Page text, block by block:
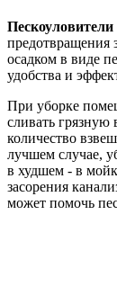
предотвращения
осадком в виде
удобства и
При уборке
сливать грязную
количество
лучшем случае,
в худшем - в
засорения
может помочь